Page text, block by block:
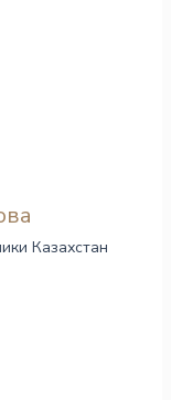
Казахстан